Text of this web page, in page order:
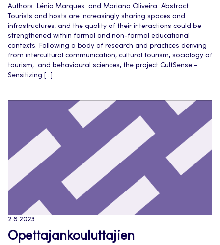
Authors: Lénia Marques and Mariana Oliveira Abstract
Tourists and hosts are increasingly sharing spaces and
infrastructures, and the quality of their interactions could be
strengthened within formal and non-formal educational
contexts. Following a body of research and practices deriving
from intercultural communication, cultural tourism, sociology of
tourism, and behavioural sciences, the project CultSense –
Sensitizing […]
2.8.2023
Opettajankouluttajien